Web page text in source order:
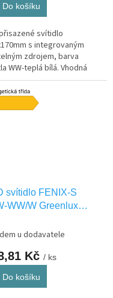
Do košíku
svítidlo
s integrovaným
zdrojem, barva
WW-teplá bílá. Vhodná
pro INTERIEROVÉ
IP20
svítidlo FENIX-S
WW/W Greenlux
u dodavatele
Kč / ks
Do košíku